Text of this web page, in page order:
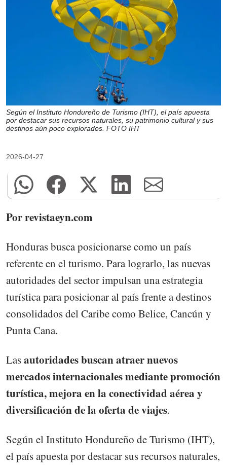
Según el Instituto Hondureño de Turismo (IHT), el país apuesta
por destacar sus recursos naturales, su patrimonio cultural y sus
destinos aún poco explorados. FOTO IHT
2026-04-27
Por revistaeyn.com
Honduras busca posicionarse como un país
referente en el turismo. Para lograrlo, las nuevas
autoridades del sector impulsan una estrategia
turística para posicionar al país frente a destinos
consolidados del Caribe como Belice, Cancún y
Punta Cana.
Lasautoridades buscan atraer nuevos
mercados internacionales mediante promoción
turística, mejora en la conectividad aérea y
diversificación de la oferta de viajes.
Según el Instituto Hondureño de Turismo (IHT),
el país apuesta por destacar sus recursos naturales,